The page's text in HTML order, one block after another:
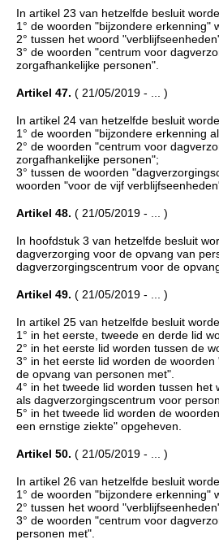
In artikel 23 van hetzelfde besluit
1° de woorden "bijzondere
2° tussen het woord
3° de woorden "centrum voor
zorgafhankelijke personen".
Artikel 47. ( 21/05/2019 - ... )
In artikel 24 van hetzelfde besluit
1° de woorden "bijzondere erkenning
2° de woorden "centrum voor
zorgafhankelijke personen";
3° tussen de woorden
woorden "voor de vijf
Artikel 48. ( 21/05/2019 - ... )
In hoofdstuk 3 van hetzelfde besluit
dagverzorging voor de opvang van
dagverzorgingscentrum voor de
Artikel 49. ( 21/05/2019 - ... )
In artikel 25 van hetzelfde besluit
1° in het eerste, tweede en derde lid
2° in het eerste lid worden tussen de
3° in het eerste lid worden de
de opvang van personen met".
4° in het tweede lid worden tussen
als dagverzorgingscentrum voor
5° in het tweede lid worden de
een ernstige ziekte" opgeheven.
Artikel 50. ( 21/05/2019 - ... )
In artikel 26 van hetzelfde besluit
1° de woorden "bijzondere
2° tussen het woord
3° de woorden "centrum voor
personen met".